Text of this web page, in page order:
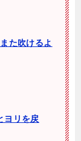
た吹けるよ
ヨリを戻